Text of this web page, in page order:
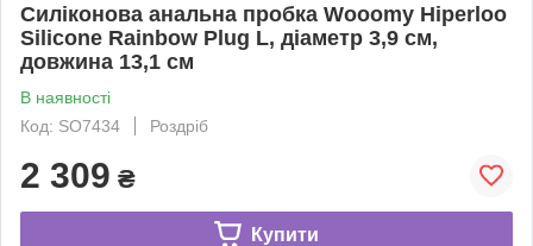
Силіконова анальна пробка Wooomy Hiperloo
Silicone Rainbow Plug L, діаметр 3,9 см,
довжина 13,1 см
В наявності
Код: SO7434
Роздріб
2 309 ₴
Купити